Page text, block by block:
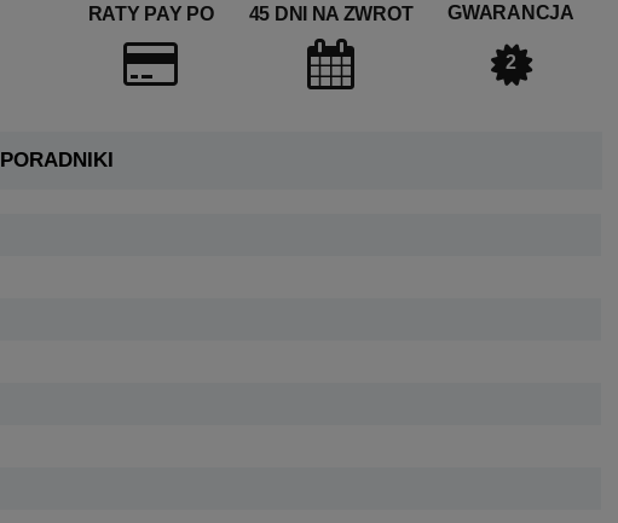
RATY PAY PO 45 DNI NA ZWROT GWARANCJA
2
PORADNIKI